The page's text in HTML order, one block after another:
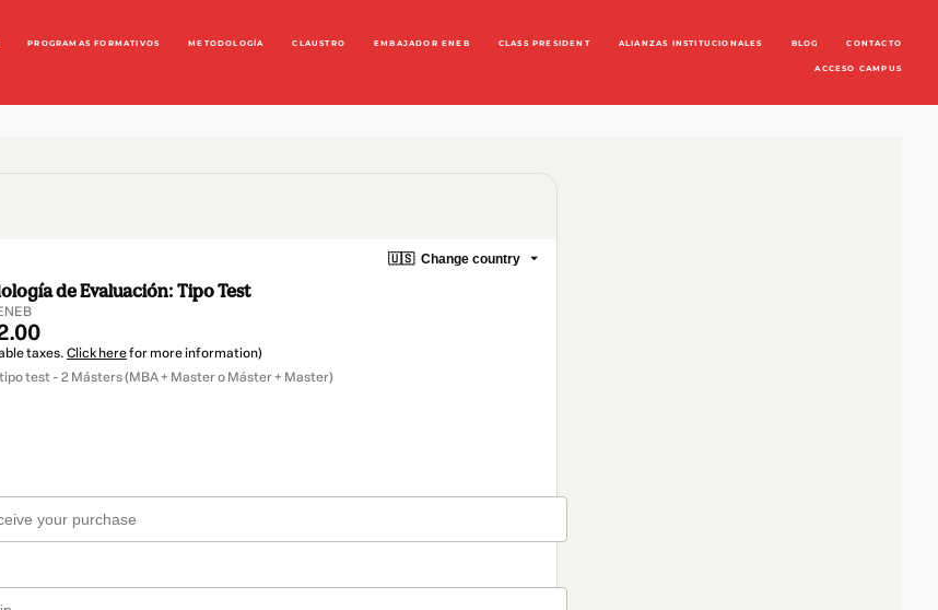
PROGRAMAS FORMATIVOS METODOLOGÍA CLAUSTRO EMBAJADOR ENEB CLASS PRESIDENT ALIANZAS INSTITUCIONALES BLOG CONTACTO
ACCESO CAMPUS